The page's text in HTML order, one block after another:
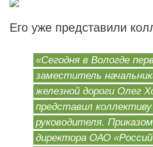
Его уже представили
«Сегодня в Вологде
заместитель
железной дороги Олег
представил коллективу
руководителя.
директора ОАО